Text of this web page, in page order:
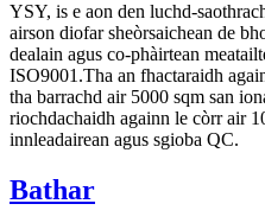
YSY, is e aon den luchd-
airson diofar sheòrsaichean de
dealain agus co-phàirtean
ISO9001.Tha an fhactaraidh
tha barrachd air 5000 sqm san
riochdachaidh againn le còrr air
innleadairean agus sgioba QC.
Bathar